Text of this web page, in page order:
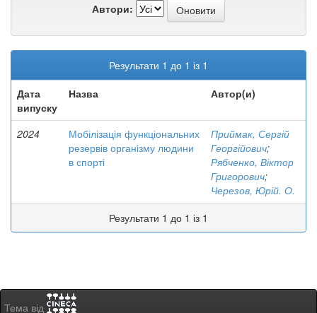
Автори:
Результати 1 до 1 із 1
Дата
випуску
Назва Автор(и)
2024
Мобілізація функціональних
резервів організму людини
в спорті
Приймак, Сергій
Георгійович;
Рябченко, Віктор
Григорович;
Черезов, Юрій. О.
Результати 1 до 1 із 1
Тема від